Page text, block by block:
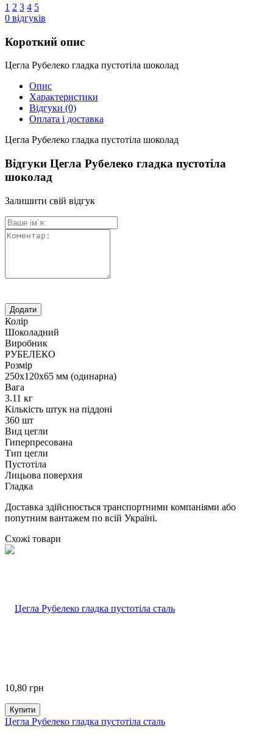
1 2 3 4 5
0 відгуків
Короткий опис
Цегла Рубелеко гладка пустотіла шоколад
Опис
Характеристики
Відгуки (0)
Оплата і доставка
Цегла Рубелеко гладка пустотіла шоколад
Відгуки Цегла Рубелеко гладка пустотіла
шоколад
Залишити свій відгук
Колір
Шоколадний
Виробник
РУБЕЛЕКО
Розмір
250х120х65 мм (одинарна)
Вага
3.11 кг
Кількість штук на піддоні
360 шт
Вид цегли
Гиперпресована
Тип цегли
Пустотіла
Лицьова поверхня
Гладка
Доставка здійснюється транспортними компаніями або
попутним вантажем по всій Україні.
Схожі товари
10,80 грн
Купити
Цегла Рубелеко гладка пустотіла сталь